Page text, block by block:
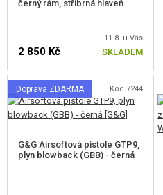
SIG SÉRIE
MANUÁLNÍ AIRSOFT PISTOLE
AIRSOFT REVOLVERY
AIRSOFT PUŠKY A SAMOPALY
černý rám, stříbrná hlaveň
11.8. u Vás
2 850 Kč SKLADEM
Doprava ZDARMA Kód 7244
G&G Airsoftová pistole GTP9,
plyn blowback (GBB) - černá